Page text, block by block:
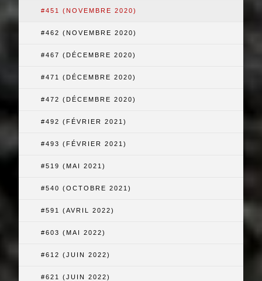
#451 (NOVEMBRE 2020)
#462 (NOVEMBRE 2020)
#467 (DÉCEMBRE 2020)
#471 (DÉCEMBRE 2020)
#472 (DÉCEMBRE 2020)
#492 (FÉVRIER 2021)
#493 (FÉVRIER 2021)
#519 (MAI 2021)
#540 (OCTOBRE 2021)
#591 (AVRIL 2022)
#603 (MAI 2022)
#612 (JUIN 2022)
#621 (JUIN 2022)